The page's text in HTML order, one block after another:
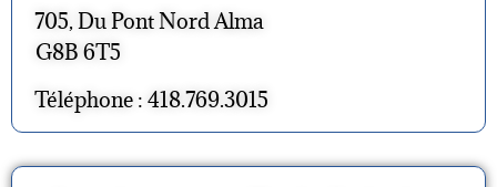
705, Du Pont Nord Alma
G8B 6T5
Téléphone : 418.769.3015